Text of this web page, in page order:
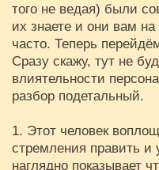
того не ведая) были
их знаете и они вам
часто. Теперь
Сразу скажу, тут не
влиятельности
разбор подетальный.
1. Этот человек
стремления править и
наглядно показывает